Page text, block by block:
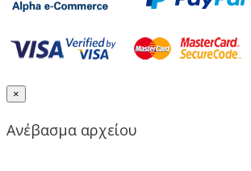
×
Ανέβασμα αρχείου